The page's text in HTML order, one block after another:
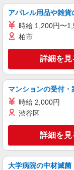
アパレル用品や雑
時給 1,200円〜
柏市
詳細を見
マンションの受付・
時給 2,000円
渋谷区
詳細を見
大学病院の中材滅菌